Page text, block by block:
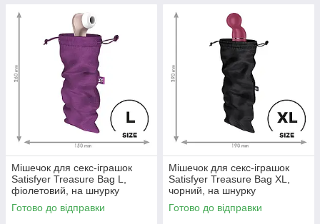
Мішечок для секс-іграшок
Satisfyer Treasure Bag L,
фіолетовий, на шнурку
Готово до відправки
Мішечок для секс-іграшок
Satisfyer Treasure Bag XL,
чорний, на шнурку
Готово до відправки